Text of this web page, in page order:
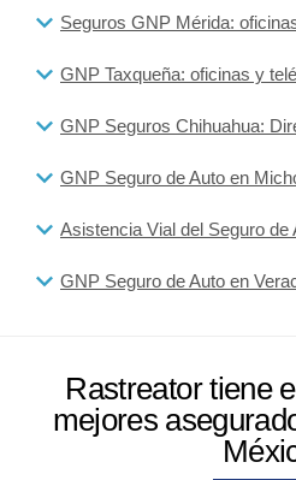
Seguros GNP Mérida:
GNP Taxqueña: oficinas y
GNP Seguros Chihuahua:
GNP Seguro de Auto en
Asistencia Vial del Seguro
GNP Seguro de Auto en
Rastreator tiene
mejores